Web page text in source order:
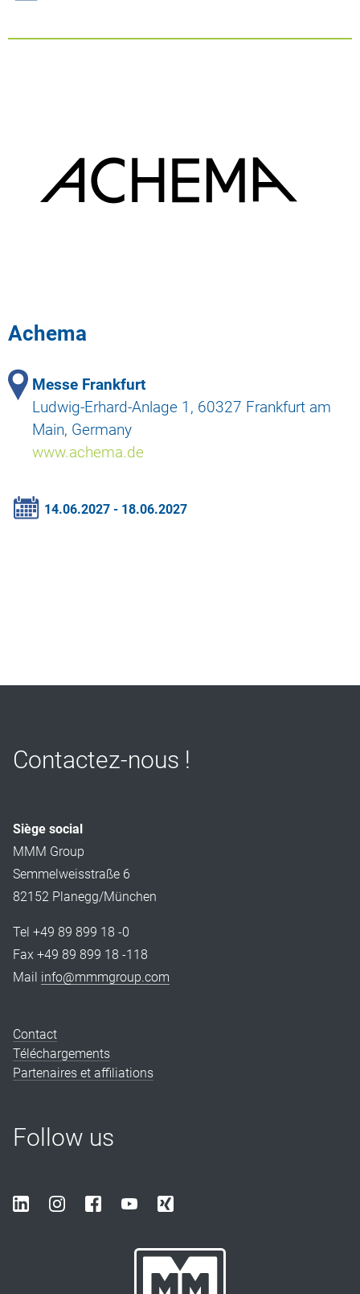
Achema
Messe Frankfurt
Ludwig-Erhard-Anlage 1, 60327 Frankfurt am
Main, Germany
www.achema.de
14.06.2027 - 18.06.2027
Contactez-nous !
Siège social
MMM Group
Semmelweisstraße 6
82152 Planegg/München
Tel +49 89 899 18 -0
Fax +49 89 899 18 -118
Mail info@mmmgroup.com
Contact
Téléchargements
Partenaires et affiliations
Follow us